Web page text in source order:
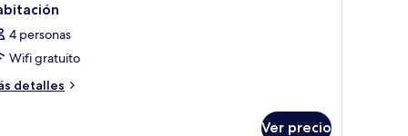
4 personas
Wifi gratuito
detalles
Ver precio